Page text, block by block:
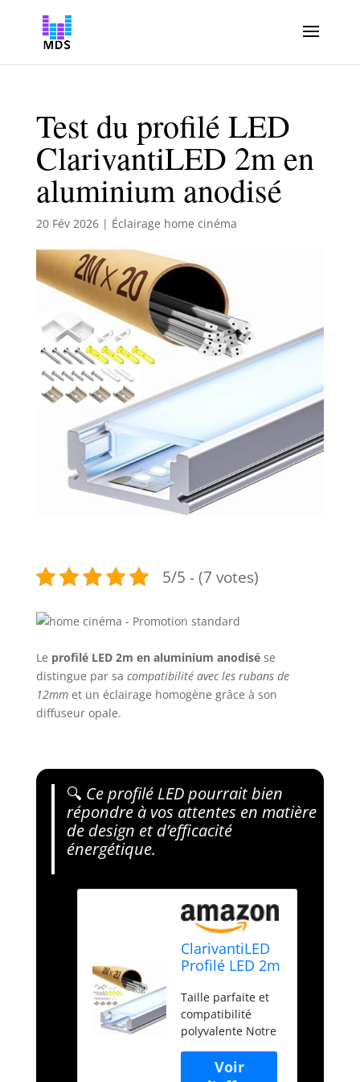
Test du profilé LED
ClarivantiLED 2m en
aluminium anodisé
20 Fév 2026| Éclairage home cinéma
5/5 - (7 votes)
Le profilé LED 2m en aluminium anodisése
distingue par sa compatibilité avec les rubans de
12mmet un éclairage homogène grâce à son
diffuseur opale.
🔍 Ce profilé LED pourrait bien
répondre à vos attentes en matière
de design et d’efficacité
énergétique.
ClarivantiLED
Profilé LED 2m
anodisé,
compatible
avec ruban
12mm, avec
diffuseur
Taille parfaite et
compatibilité
polyvalente Notre
mesure 2 mètres